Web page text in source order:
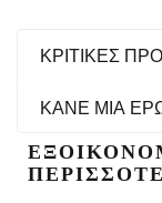
ΚΡΙΤΙΚΈΣ
ΚΆΝΕ ΜΙΑ